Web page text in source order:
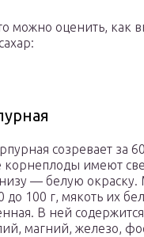
можно оценить, как
созревает за
имеют
— белую окраску.
до 100 г, мякоть их
В ней
магний, железо,